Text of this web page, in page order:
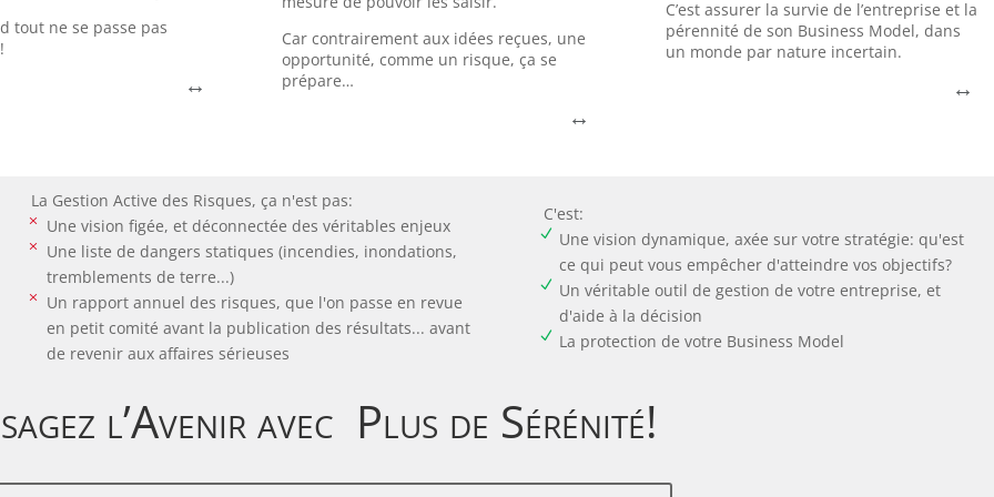
tout ne se passe pas
↔
de semi-conducteurs,
étrange?
Car contrairement aux idées reçues, une
opportunité, comme un risque, ça se
prépare…
↔
Si le Covid a été une catastrophe pour
bon nombre d’entreprises, il a été une
opportunité pour d’autres.
C’est assurer la survie de l’entreprise et la
pérennité de son Business Model, dans
un monde par nature incertain.
↔
En 1975, Steven Sasson, ingénieur chez
numérique.
La direction est fascinée… mais aussi
La Gestion Active des Risques, ça n'est pas:
M Une vision figée, et déconnectée des véritables enjeux
M
Une liste de dangers statiques (incendies, inondations,
tremblements de terre...)
M
Un rapport annuel des risques, que l'on passe en revue
en petit comité avant la publication des résultats... avant
de revenir aux affaires sérieuses
C'est:
N Une vision dynamique, axée sur votre stratégie: qu'est
ce qui peut vous empêcher d'atteindre vos objectifs?
N Un véritable outil de gestion de votre entreprise, et
d'aide à la décision
N La protection de votre Business Model
l’Avenir avec Plus de Sérénité!